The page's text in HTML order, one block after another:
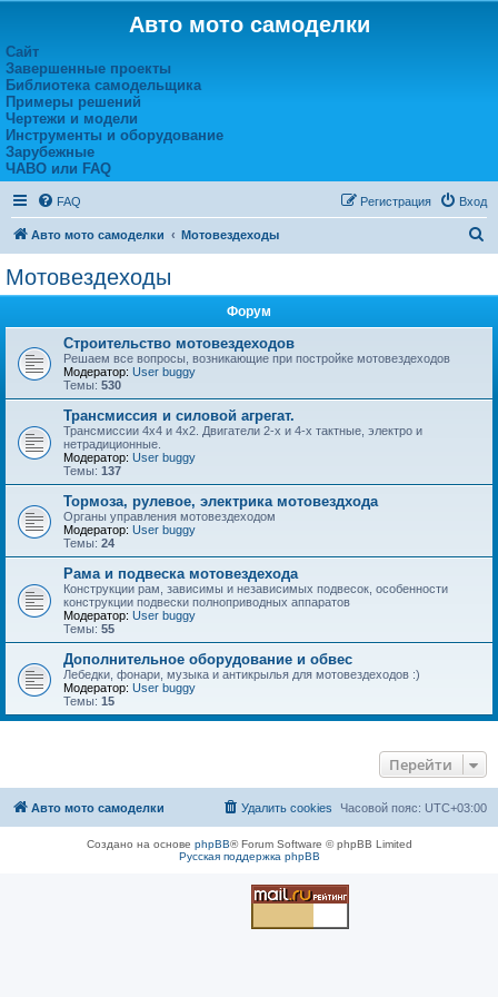
Авто мото самоделки
Сайт
Завершенные проекты
Библиотека самодельщика
Примеры решений
Чертежи и модели
Инструменты и оборудование
Зарубежные
ЧАВО или FAQ
FAQ Вход
Регистрация
Авто мото самоделки Мотовездеходы
Мотовездеходы
Форум
Строительство мотовездеходов
Решаем все вопросы, возникающие при постройке мотовездеходов
Модератор: User buggy
Темы: 530
Трансмиссия и силовой агрегат.
Трансмиссии 4х4 и 4х2. Двигатели 2-х и 4-х тактные, электро и
нетрадиционные.
Модератор: User buggy
Темы: 137
Тормоза, рулевое, электрика мотовездхода
Органы управления мотовездеходом
Модератор: User buggy
Темы: 24
Рама и подвеска мотовездехода
Конструкции рам, зависимы и независимых подвесок, особенности
конструкции подвески полноприводных аппаратов
Модератор: User buggy
Темы: 55
Дополнительное оборудование и обвес
Лебедки, фонари, музыка и антикрылья для мотовездеходов :)
Модератор: User buggy
Темы: 15
Перейти
Авто мото самоделки Часовой пояс: UTC+03:00
Удалить cookies
Создано на основе phpBB® Forum Software © phpBB Limited
Русская поддержка phpBB